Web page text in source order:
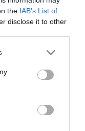
the IAB’s List of
disclose it to other